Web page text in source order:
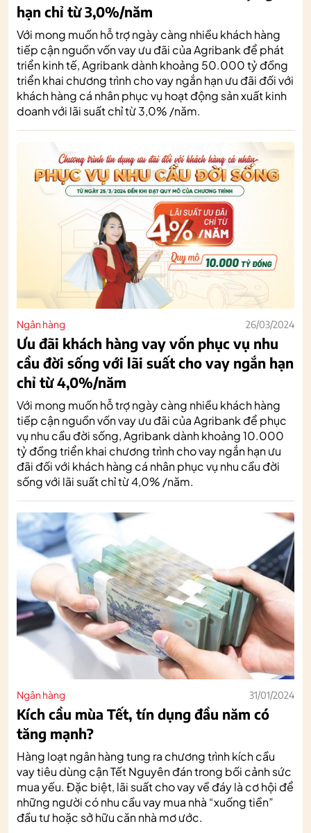
hạn chỉ từ 3,0%/năm
Với mong muốn hỗ trợ ngày càng nhiều khách hàng
tiếp cận nguồn vốn vay ưu đãi của Agribank để phát
triển kinh tế, Agribank dành khoảng 50.000 tỷ đồng
triển khai chương trình cho vay ngắn hạn ưu đãi đối với
khách hàng cá nhân phục vụ hoạt động sản xuất kinh
doanh với lãi suất chỉ từ 3,0% /năm.
Ngân hàng 26/03/2024
Ưu đãi khách hàng vay vốn phục vụ nhu
cầu đời sống với lãi suất cho vay ngắn hạn
chỉ từ 4,0%/năm
Với mong muốn hỗ trợ ngày càng nhiều khách hàng
tiếp cận nguồn vốn vay ưu đãi của Agribank để phục
vụ nhu cầu đời sống, Agribank dành khoảng 10.000
tỷ đồng triển khai chương trình cho vay ngắn hạn ưu
đãi đối với khách hàng cá nhân phục vụ nhu cầu đời
sống với lãi suất chỉ từ 4,0% /năm.
Ngân hàng 31/01/2024
Kích cầu mùa Tết, tín dụng đầu năm có
tăng mạnh?
Hàng loạt ngân hàng tung ra chương trình kích cầu
vay tiêu dùng cận Tết Nguyên đán trong bối cảnh sức
mua yếu. Đặc biệt, lãi suất cho vay về đáy là cơ hội để
những người có nhu cầu vay mua nhà “xuống tiền”
đầu tư hoặc sở hữu căn nhà mơ ước.